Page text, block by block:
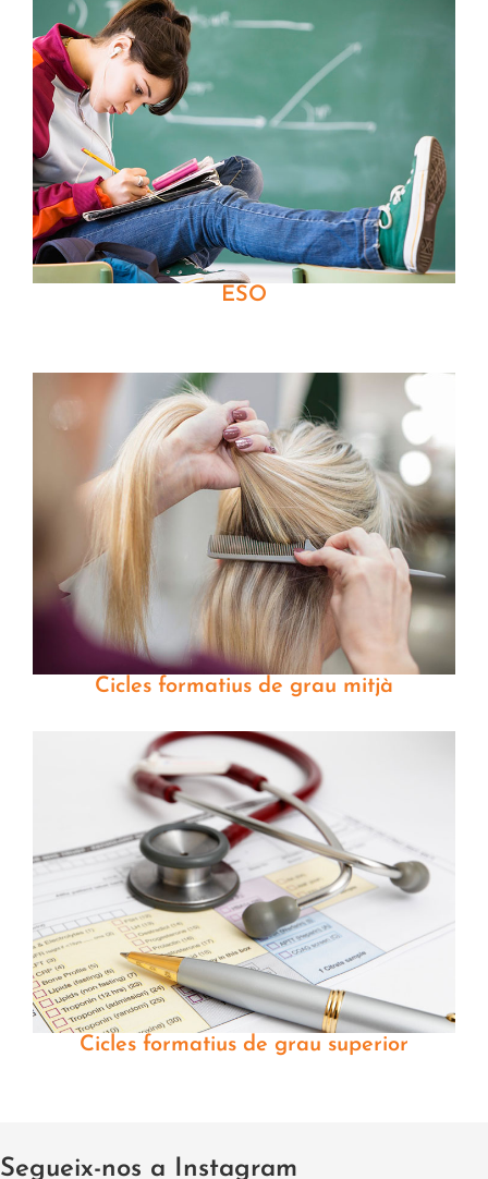
ESO
Cicles formatius de grau mitjà
Cicles formatius de grau superior
Segueix-nos a Instagram